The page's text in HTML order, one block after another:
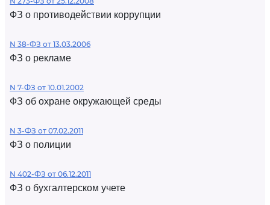
ФЗ о противодействии коррупции
N 38-ФЗ от 13.03.2006
ФЗ о рекламе
N 7-ФЗ от 10.01.2002
ФЗ об охране окружающей среды
N 3-ФЗ от 07.02.2011
ФЗ о полиции
N 402-ФЗ от 06.12.2011
ФЗ о бухгалтерском учете